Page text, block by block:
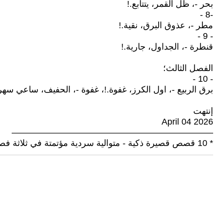
بحر -، ظل القمر، يتتابع.!
-8 -
مطر -، عذوق البرق، نقية.!
- 9 -
قنطرة -، الجداول، جارية.!
الفصل الثالث؛
- 10 -
برق الربيع -، اول الكرز، غفوة.!، غفوة -، الحفيف، ساعي
إنتهت
April 04 2026
———————————————————————
* 10 قصص قصيرة ذكية - متوالية سردية مؤتمتة في ثلاثة فصول.